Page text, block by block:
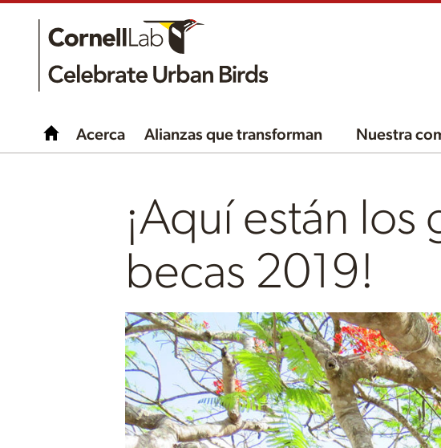
Acerca Alianzas que transforman Nuestra
¡Aquí están
becas 2019!